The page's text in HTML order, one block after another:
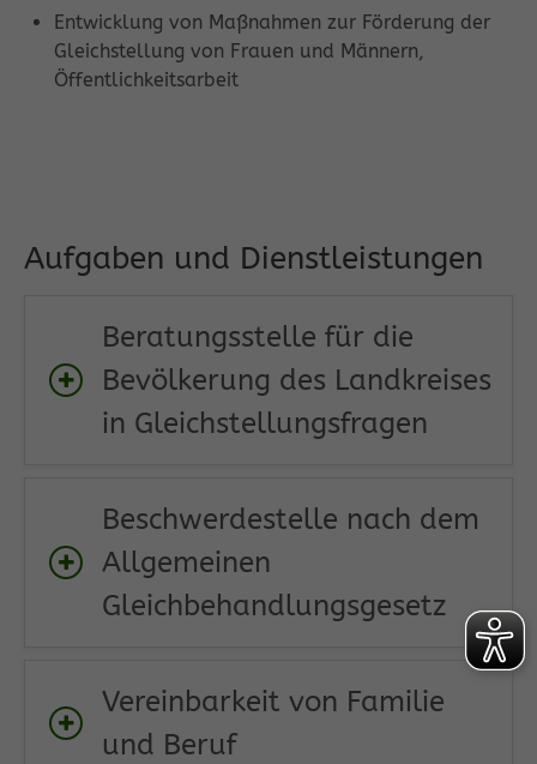
Entwicklung von Maßnahmen zur Förderung der
Gleichstellung von Frauen und Männern,
Öffentlichkeitsarbeit
Aufgaben und Dienstleistungen
Beratungsstelle für die
Bevölkerung des Landkreises
in Gleichstellungsfragen
Beschwerdestelle nach dem
Allgemeinen
Gleichbehandlungsgesetz
Vereinbarkeit von Familie
und Beruf